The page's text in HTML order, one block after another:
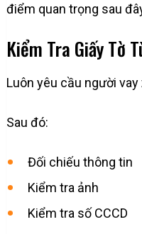
điểm quan trọng sau
Kiểm Tra Giấy Tờ
Luôn yêu cầu người vay
Sau đó:
Đối chiếu thông tin
Kiểm tra ảnh
Kiểm tra số CCCD